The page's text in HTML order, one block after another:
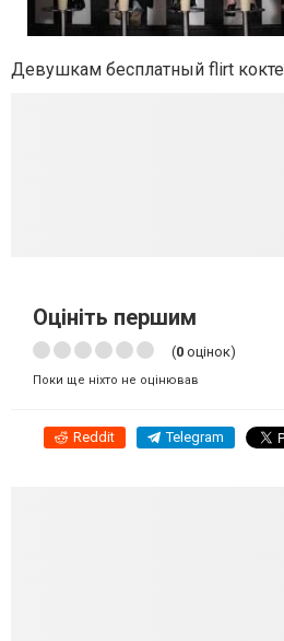
Девушкам бесплатный flirt
Оцініть першим
(0 оцінок)
Поки ще ніхто не оцінював
Reddit Telegram